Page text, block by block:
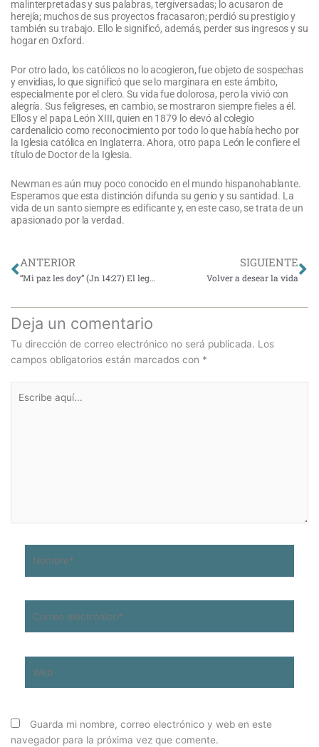
malinterpretadas y sus palabras, tergiversadas; lo acusaron de
herejía; muchos de sus proyectos fracasaron; perdió su prestigio y
también su trabajo. Ello le significó, además, perder sus ingresos y su
hogar en Oxford.
Por otro lado, los católicos no lo acogieron, fue objeto de sospechas
y envidias, lo que significó que se lo marginara en este ámbito,
especialmente por el clero. Su vida fue dolorosa, pero la vivió con
alegría. Sus feligreses, en cambio, se mostraron siempre fieles a él.
Ellos y el papa León XIII, quien en 1879 lo elevó al colegio
cardenalicio como reconocimiento por todo lo que había hecho por
la Iglesia católica en Inglaterra. Ahora, otro papa León le confiere el
título de Doctor de la Iglesia.
Newman es aún muy poco conocido en el mundo hispanohablante.
Esperamos que esta distinción difunda su genio y su santidad. La
vida de un santo siempre es edificante y, en este caso, se trata de un
apasionado por la verdad.
Ant
ANTERIOR
“Mi paz les doy” (Jn 14:27) El legado del papa Francisco en la educación superior chilena
SIGUIENTE
Volver a desear la vida
Deja un comentario
Tu dirección de correo electrónico no será publicada. Los
campos obligatorios están marcados con *
aquí...
electrónico*
Guarda mi nombre, correo electrónico y web en este
navegador para la próxima vez que comente.